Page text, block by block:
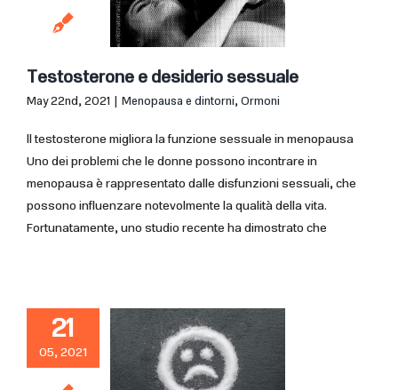
Testosterone e desiderio sessuale
May 22nd, 2021 | Menopausa e dintorni, Ormoni
ll testosterone migliora la funzione sessuale in menopausa
Uno dei problemi che le donne possono incontrare in
menopausa è rappresentato dalle disfunzioni sessuali, che
possono influenzare notevolmente la qualità della vita.
Fortunatamente, uno studio recente ha dimostrato che
21
05, 2021